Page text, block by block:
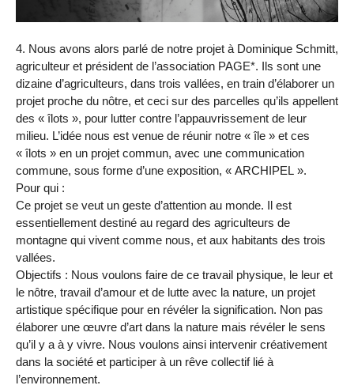
4. Nous avons alors parlé de notre projet à Dominique Schmitt,
agriculteur et président de l’association PAGE*. Ils sont une
dizaine d’agriculteurs, dans trois vallées, en train d’élaborer un
projet proche du nôtre, et ceci sur des parcelles qu’ils appellent
des « îlots », pour lutter contre l’appauvrissement de leur
milieu. L’idée nous est venue de réunir notre « île » et ces
« îlots » en un projet commun, avec une communication
commune, sous forme d’une exposition, « ARCHIPEL ».
Pour qui :
Ce projet se veut un geste d’attention au monde. Il est
essentiellement destiné au regard des agriculteurs de
montagne qui vivent comme nous, et aux habitants des trois
vallées.
Objectifs : Nous voulons faire de ce travail physique, le leur et
le nôtre, travail d’amour et de lutte avec la nature, un projet
artistique spécifique pour en révéler la signification. Non pas
élaborer une œuvre d’art dans la nature mais révéler le sens
qu’il y a à y vivre. Nous voulons ainsi intervenir créativement
dans la société et participer à un rêve collectif lié à
l’environnement.